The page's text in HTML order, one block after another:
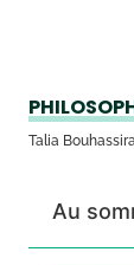
Talia
Au